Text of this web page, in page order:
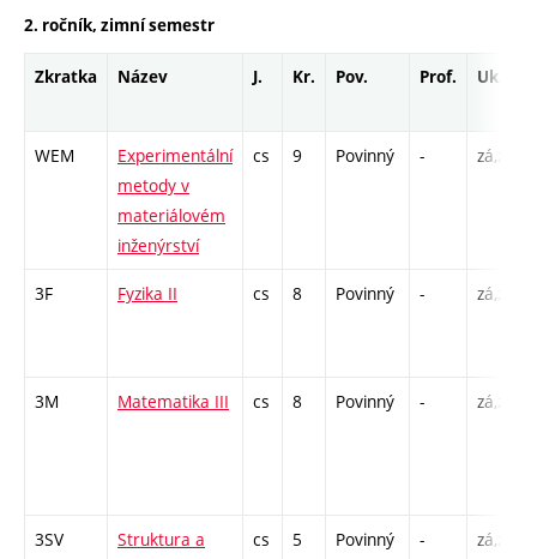
2. ročník, zimní semestr
Zkratka Název J. Kr. Pov. Prof. Uk.
WEM
Experimentální
metody v
materiálovém
inženýrství
cs 9 Povinný - zá,zk
3F Fyzika II cs 8 Povinný - zá,zk
3M Matematika III cs 8 Povinný - zá,zk
3SV
Struktura a
cs 5 Povinný - zá,zk